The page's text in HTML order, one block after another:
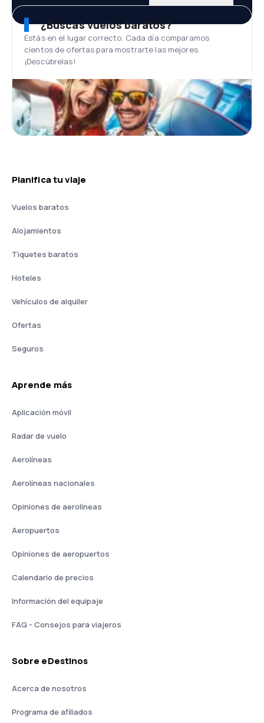
¿Buscas vuelos baratos?
Estás en el lugar correcto. Cada día comparamos
cientos de ofertas para mostrarte las mejores.
¡Descúbrelas!
Planifica tu viaje
Vuelos baratos
Alojamientos
Tiquetes baratos
Hoteles
Vehículos de alquiler
Ofertas
Seguros
Aprende más
Aplicación móvil
Radar de vuelo
Aerolíneas
Aerolíneas nacionales
Opiniones de aerolíneas
Aeropuertos
Opiniones de aeropuertos
Calendario de precios
Información del equipaje
FAQ - Consejos para viajeros
Sobre eDestinos
Acerca de nosotros
Programa de afiliados